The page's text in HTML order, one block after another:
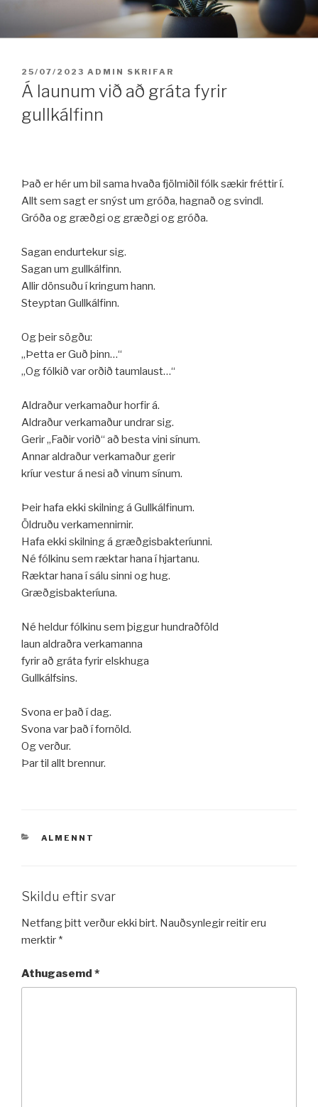
efni
BIRT:
25/07/2023 ADMIN SKRIFAR
Á launum við að gráta fyrir
gullkálfinn
Það er hér um bil sama hvaða fjölmiðil fólk sækir fréttir í.
Allt sem sagt er snýst um gróða, hagnað og svindl.
Gróða og græðgi og græðgi og gróða.
Sagan endurtekur sig.
Sagan um gullkálfinn.
Allir dönsuðu í kringum hann.
Steyptan Gullkálfinn.
Og þeir sögðu:
„Þetta er Guð þinn…“
„Og fólkið var orðið taumlaust…“
Aldraður verkamaður horfir á.
Aldraður verkamaður undrar sig.
Gerir „Faðir vorið“ að besta vini sínum.
Annar aldraður verkamaður gerir
kríur vestur á nesi að vinum sínum.
Þeir hafa ekki skilning á Gullkálfinum.
Öldruðu verkamennirnir.
Hafa ekki skilning á græðgisbakteríunni.
Né fólkinu sem ræktar hana í hjartanu.
Ræktar hana í sálu sinni og hug.
Græðgisbakteríuna.
Né heldur fólkinu sem þiggur hundraðföld
laun aldraðra verkamanna
fyrir að gráta fyrir elskhuga
Gullkálfsins.
Svona er það í dag.
Svona var það í fornöld.
Og verður.
Þar til allt brennur.
VÖRUFLOKKAR
ALMENNT
Skildu eftir svar
Netfang þitt verður ekki birt. Nauðsynlegir reitir eru
merktir *
Athugasemd *